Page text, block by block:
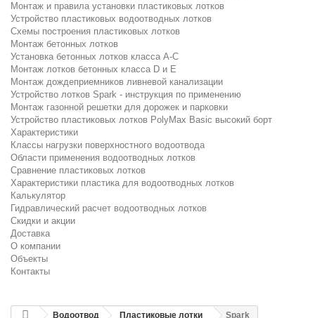
Монтаж и правила установки пластиковых лотков
Устройство пластиковых водоотводных лотков
Схемы построения пластиковых лотков
Монтаж бетонных лотков
Установка бетонных лотков класса A-C
Монтаж лотков бетонных класса D и E
Монтаж дождеприемников ливневой канализации
Устройство лотков Spark - инструкция по применению
Монтаж газонной решетки для дорожек и парковки
Устройство пластиковых лотков PolyMax Basic высокий борт
Характеристики
Классы нагрузки поверхностного водоотвода
Области применения водоотводных лотков
Сравнение пластиковых лотков
Характеристики пластика для водоотводных лотков
Калькулятор
Гидравлический расчет водоотводных лотков
Скидки и акции
Доставка
О компании
Объекты
Контакты
Водоотвод Пластиковые лотки Spark